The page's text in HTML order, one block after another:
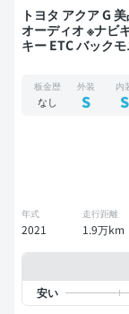
トヨタ アクア G 美品 禁煙車 整備記録簿あり ディスプレイ
オーディオ ※ナビ
キー ETC バック
板金歴
なし
外装
S
内
S
年式
2021
走行距離
1.9万km